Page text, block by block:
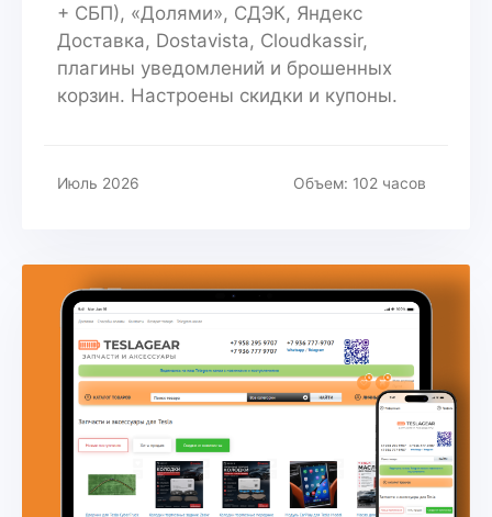
+ СБП), «Долями», СДЭК, Яндекс
Доставка, Dostavista, Cloudkassir,
плагины уведомлений и брошенных
корзин. Настроены скидки и купоны.
Июль 2026 Объем: 102 часов